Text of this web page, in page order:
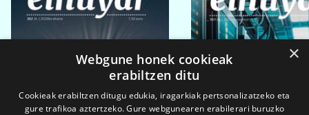
×
Webgune honek cookieak
erabiltzen ditu
Cookieak erabiltzen ditugu edukia, iragarkiak pertsonalizatzeko eta
gure trafikoa aztertzeko. Gure webgunearen erabilerari buruzko